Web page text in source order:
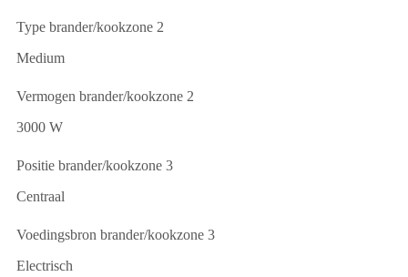
Type brander/kookzone 2
Medium
Vermogen brander/kookzone 2
3000 W
Positie brander/kookzone 3
Centraal
Voedingsbron brander/kookzone 3
Electrisch